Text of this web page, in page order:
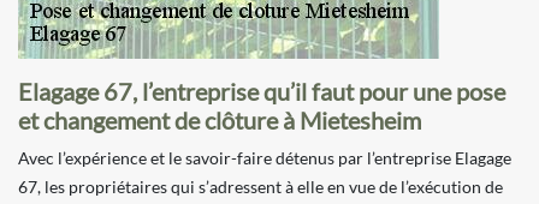
Elagage 67, l’entreprise qu’il faut pour une pose
et changement de clôture à Mietesheim
Avec l’expérience et le savoir-faire détenus par l’entreprise Elagage
67, les propriétaires qui s’adressent à elle en vue de l’exécution de